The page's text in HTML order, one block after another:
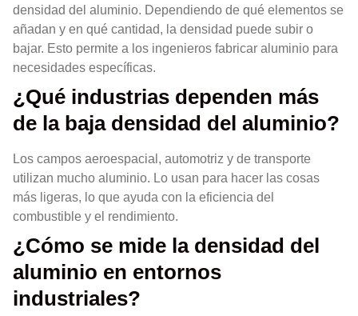
densidad del aluminio. Dependiendo de qué elementos se
añadan y en qué cantidad, la densidad puede subir o
bajar. Esto permite a los ingenieros fabricar aluminio para
necesidades específicas.
¿Qué industrias dependen más
de la baja densidad del aluminio?
Los campos aeroespacial, automotriz y de transporte
utilizan mucho aluminio. Lo usan para hacer las cosas
más ligeras, lo que ayuda con la eficiencia del
combustible y el rendimiento.
¿Cómo se mide la densidad del
aluminio en entornos
industriales?